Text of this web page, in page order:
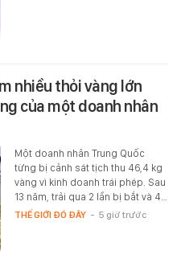
nhiều thỏi vàng lớn
của một doanh nhân
Một doanh nhân Trung Quốc
từng bị cảnh sát tịch thu 46,4 kg
vàng vì kinh doanh trái phép. Sau
13 năm, trải qua 2 lần bị bắt và 4…
THẾ GIỚI ĐÓ ĐÂY - 5 giờ trước